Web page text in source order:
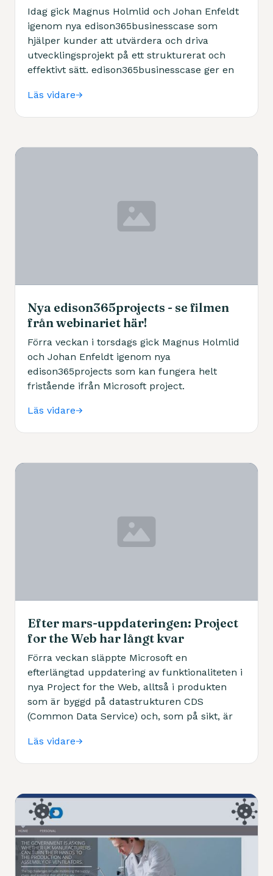
Idag gick Magnus Holmlid och Johan Enfeldt
igenom nya edison365businesscase som
hjälper kunder att utvärdera och driva
utvecklingsprojekt på ett strukturerat och
effektivt sätt. edison365businesscase ger en
samla in affärsdata.
Läs vidare
Nya edison365projects - se filmen
från webinariet här!
Förra veckan i torsdags gick Magnus Holmlid
och Johan Enfeldt igenom nya
edison365projects som kan fungera helt
fristående ifrån Microsoft project.
Läs vidare
Efter mars-uppdateringen: Project
for the Web har långt kvar
Förra veckan släppte Microsoft en
efterlängtad uppdatering av funktionaliteten i
nya Project for the Web, alltså i produkten
som är byggd på datastrukturen CDS
(Common Data Service) och, som på sikt, är
Online.
Läs vidare